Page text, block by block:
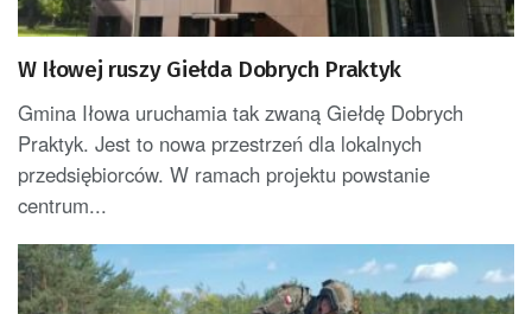
W Iłowej ruszy Giełda Dobrych Praktyk
Gmina Iłowa uruchamia tak zwaną Giełdę Dobrych
Praktyk. Jest to nowa przestrzeń dla lokalnych
przedsiębiorców. W ramach projektu powstanie
centrum...